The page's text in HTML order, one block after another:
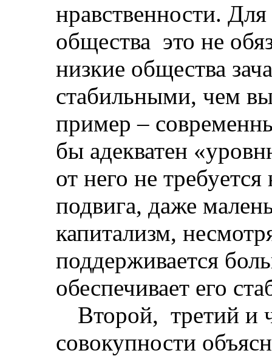
нравственности.
общества это не
низкие общества
стабильными, чем
пример –
бы адекватен
от него не
подвига, даже
капитализм,
поддерживается
обеспечивает его
Второй, третий и
совокупности